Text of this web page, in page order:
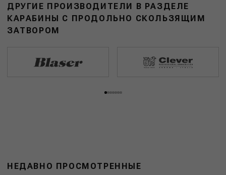
ДРУГИЕ ПРОИЗВОДИТЕЛИ В РАЗДЕЛЕ
КАРАБИНЫ С ПРОДОЛЬНО СКОЛЬЗЯЩИМ
ЗАТВОРОМ
НЕДАВНО ПРОСМОТРЕННЫЕ